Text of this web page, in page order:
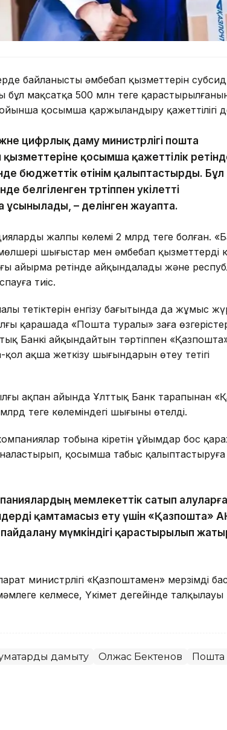
байланыстың әмбебап қызметтерін
мақсатқа 500 млн теңге
қосымша қаржыландыру қажеттілігі
цифрлық даму министрлігі пошта
қосымша қажеттілік
бюджеттік өтінім қалыптастырды. Бұл
белгіленген тәртіппен уәкілетті
ұсынылады, – делінген жауапта.
жалпы көлемі 2 млрд теңге болған.
шығыстар мен әмбебап қызметтерді
айырма ретінде айқындалады және
тиіс.
тетіктерін енгізу бағытында да жұмыс
қарашада «Пошта туралы» заңға өзгерістер
Банкі айқындайтын тәртіппен
ақша жеткізу шығындарын өтеу тетігі
ақпан айында Ұлттық Банк тарапынан
теңге көлеміндегі шығыны өтелді.
тобына кіретін ұйымдар бос
қосымша табыс қалыптастыруға
мемлекеттік сатып алуларға
қамтамасыз ету үшін «Қазпошта»
мүмкіндігі қарастырылып
министрлігі «Қазпоштамен» мерзімді
келмесе, Үкімет деңгейінде талқылауы
дамыту Олжас Бектенов Пошта